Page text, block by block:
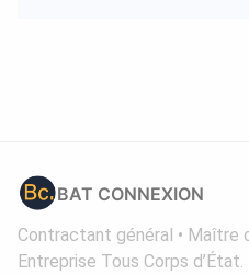
BAT CONNEXION
Contractant général • Maître
Entreprise Tous Corps d’État.